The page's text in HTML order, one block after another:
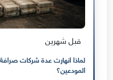
قبل شهرين
لماذا انهارت عدة شركات
المودعين؟